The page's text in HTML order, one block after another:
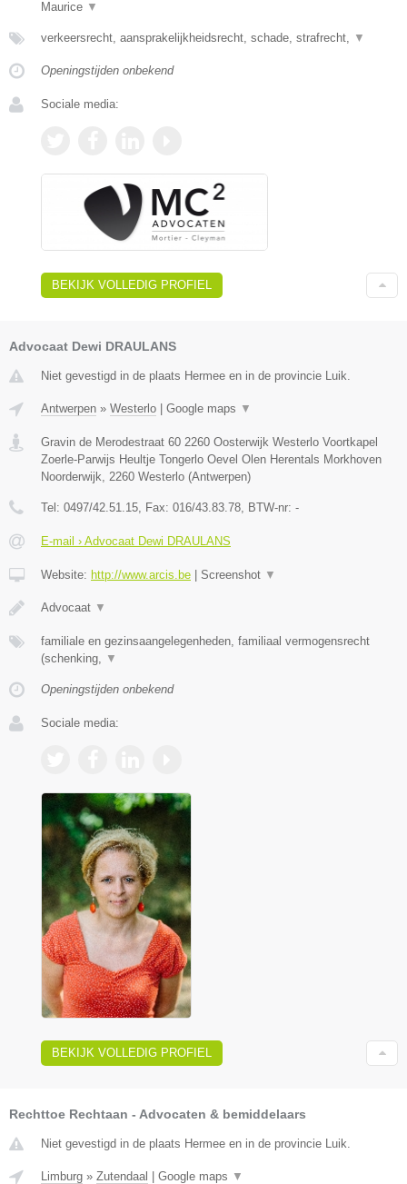
Maurice ▼
verkeersrecht, aansprakelijkheidsrecht, schade, strafrecht, ▼
Openingstijden onbekend
Sociale media:
BEKIJK VOLLEDIG PROFIEL
Advocaat Dewi DRAULANS
Niet gevestigd in de plaats Hermee en in de provincie Luik.
Antwerpen » Westerlo Google maps ▼
Gravin de Merodestraat 60 2260 Oosterwijk Westerlo Voortkapel
Zoerle-Parwijs Heultje Tongerlo Oevel Olen Herentals Morkhoven
Noorderwijk
2260 Westerlo (Antwerpen)
Tel: 0497/42.51.15 , Fax: 016/43.83.78 , BTW-nr: -
E-mail › Advocaat Dewi DRAULANS
Website: http://www.arcis.be Screenshot ▼
Advocaat ▼
familiale en gezinsaangelegenheden, familiaal vermogensrecht
(schenking,
▼
Openingstijden onbekend
Sociale media:
BEKIJK VOLLEDIG PROFIEL
Rechttoe Rechtaan - Advocaten & bemiddelaars
Niet gevestigd in de plaats Hermee en in de provincie Luik.
Limburg » Zutendaal Google maps ▼